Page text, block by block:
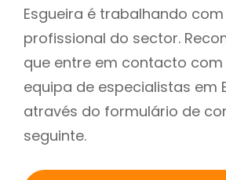
Esgueira é trabalhando
profissional do sector.
que entre em contacto com
equipa de especialistas em
através do formulário de
seguinte.